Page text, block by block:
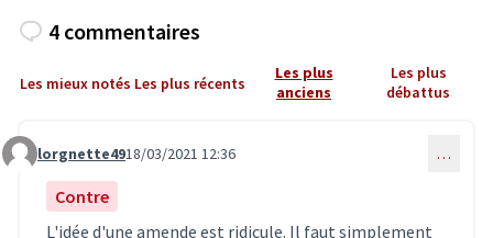
4 commentaires
Les mieux notés Les plus récents
Les plus
anciens
Les plus
débattus
Commentaire 2805
lorgnette4918/03/2021 12:36 …
Contre
L'idée d'une amende est ridicule. Il faut simplement